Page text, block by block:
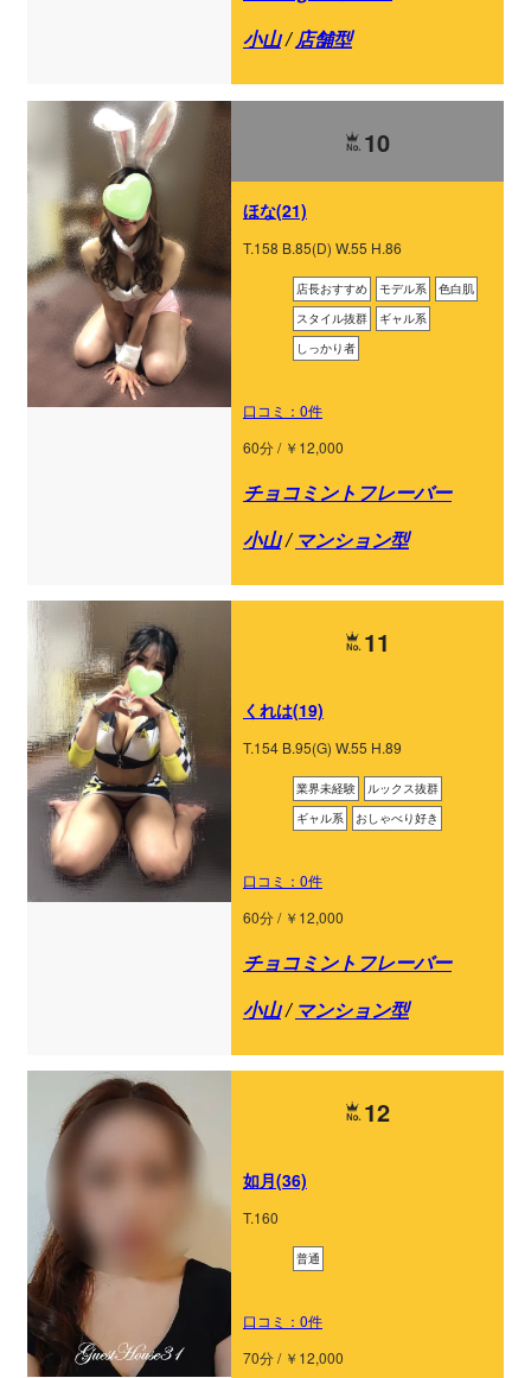
小山/店舗型
10
ほな(21)
T.158 B.85(D) W.55 H.86
店長おすすめ モデル系
色白肌
スタイル抜群
ギャル系
しっかり者
口コミ：0件
60分 / ￥12,000
チョコミントフレーバー
小山/ マンション型
11
くれは(19)
T.154 B.95(G) W.55 H.89
業界未経験
ルックス抜群
ギャル系
おしゃべり好き
口コミ：0件
60分 / ￥12,000
チョコミントフレーバー
小山/ マンション型
12
如月(36)
T.160
普通
口コミ：0件
70分 / ￥12,000